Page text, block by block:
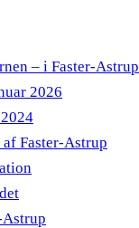
– i Faster-Astrup
2026
Faster-Astrup